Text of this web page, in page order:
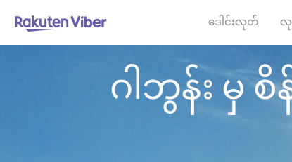
ဒေါင်းလုတ် လု
ဂါဘွန်း မှ